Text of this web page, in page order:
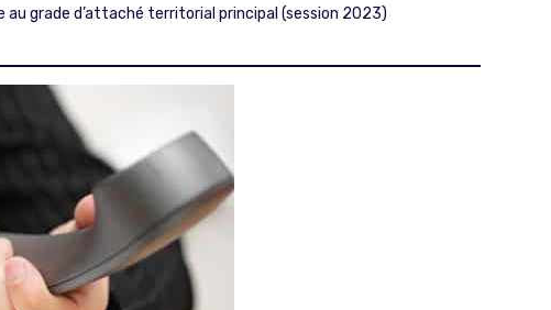
grade d’attaché territorial principal (session 2023)